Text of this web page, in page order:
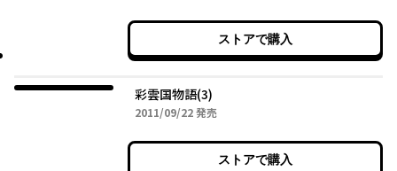
ストアで購入
彩雲国物語(3)
2011/09/222011年09月22日
発売
ストアで購入